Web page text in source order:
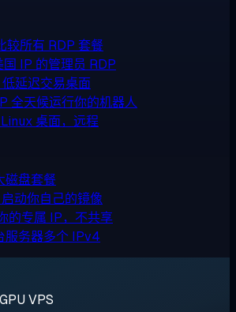
较所有 RDP 套餐
国 IP 的管理员 RDP
低延迟交易桌面
全天候运行你的机器人
Linux 桌面，远程
磁盘套餐
启动你自己的镜像
的专属 IP，不共享
服务器多个 IPv4
VPS